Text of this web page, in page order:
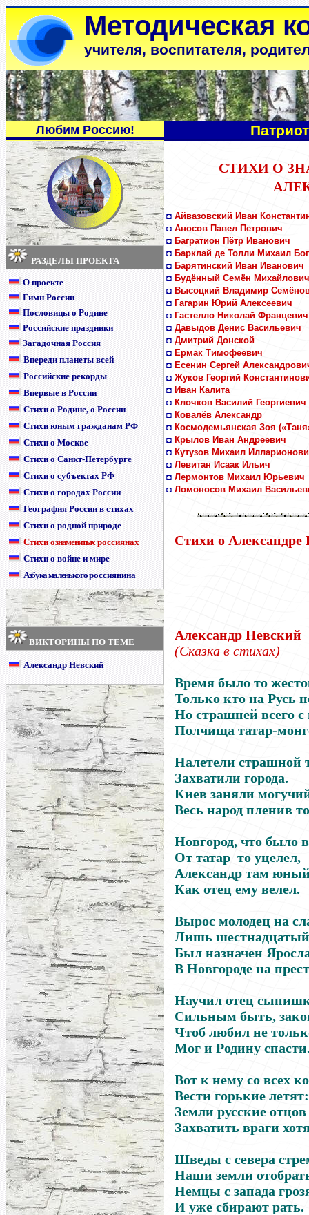
Методическая
учителя, воспитателя,
Любим Россию!
РАЗДЕЛЫ ПРОЕКТА
О проекте
Гимн России
Пословицы о Родине
Российские праздники
Загадочная Россия
Впереди планеты всей
Российские рекорды
Впервые в России
Стихи о Родине, о России
Стихи юным гражданам РФ
Стихи о Москве
Стихи о Санкт-Петербурге
Стихи о субъектах РФ
Стихи о городах России
География России в стихах
Стихи о родной природе
Стихио знаменитыхроссиянах
Стихи о войне и мире
Азбука маленькогороссиянина
ВИКТОРИНЫ ПО ТЕМЕ
Александр Невский
СТИХИ О
◘ Айвазовский Иван
◘ Аносов Павел Петрович
◘ Багратион Пётр Иванович
◘ Барклай де Толли Михаил
◘ Барятинский Иван Иванович
◘ Будённый Семён Михайлович
◘ Высоцкий Владимир
◘ Гагарин Юрий Алексеевич
◘ Гастелло Николай Францевич
◘ Давыдов Денис Васильевич
◘ Дмитрий Донской
◘ Ермак Тимофеевич
◘ Есенин Сергей
◘ Жуков Георгий
◘ Иван Калита
◘ Клочков Василий Георгиевич
◘ Ковалёв Александр
◘ Космодемьянская Зоя
◘ Крылов Иван Андреевич
◘ Кутузов Михаил
◘ Левитан Исаак Ильич
◘ Лермонтов Михаил Юрьевич
◘ Ломоносов Михаил
Стихи о
Александр Невский
(Сказка в стихах)
Время было то
Только кто на Русь
Но страшней всего с
Полчища татар-
Налетели страшной
Захватили города.
Киев заняли
Весь народ пленив
Новгород, что было
От татар то уцелел,
Александр там
Как отец ему велел.
Вырос молодец на
Лишь
Был назначен
В Новгороде на
Научил отец
Сильным быть,
Чтоб любил не
Мог и Родину
Вот к нему со всех
Вести горькие летят:
Земли русские отцов
Захватить враги
Шведы с севера
Наши земли
Немцы с запада
И уже сбирают рать.